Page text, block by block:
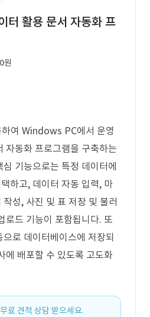
터 활용 문서 자동화 프
원
여 Windows PC에서 운영
자동화 프로그램을 구축하는
기능으로는 특정 데이터에
하고, 데이터 자동 입력, 마
성, 사진 및 표 저장 및 불러
로드 기능이 포함됩니다. 또
로 데이터베이스에 저장되
에 배포할 수 있도록 고도화
료 견적 상담 받으세요.